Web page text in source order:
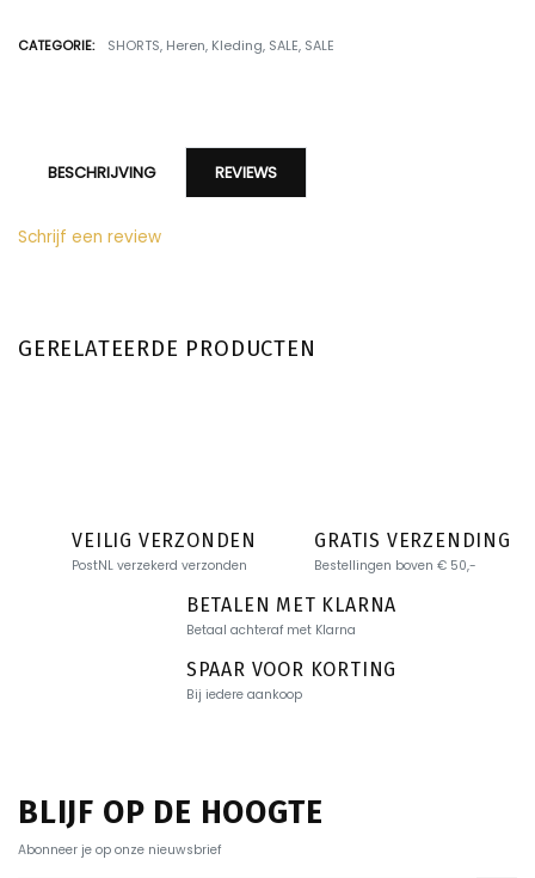
CATEGORIE: SHORTS, Heren, Kleding, SALE, SALE
BESCHRIJVING REVIEWS
Schrijf een review
GERELATEERDE PRODUCTEN
VEILIG VERZONDEN
PostNL verzekerd verzonden
GRATIS VERZENDING
Bestellingen boven € 50,-
BETALEN MET KLARNA
Betaal achteraf met Klarna
SPAAR VOOR KORTING
Bij iedere aankoop
BLIJF OP DE HOOGTE
Abonneer je op onze nieuwsbrief